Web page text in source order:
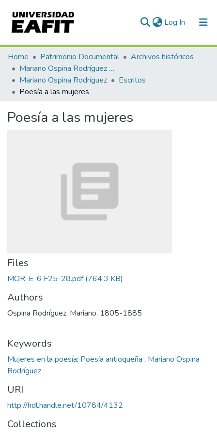
Log In (current)
Communities & Collections
All of DSpace
Statistics
Home Patrimonio Documental
Archivos históricos
Mariano Ospina Rodríguez (1826 -1912)
Mariano Ospina Rodríguez
Escritos
Poesía a las mujeres
Poesía a las mujeres
Files
MOR-E-6 F25-28.pdf(764.3 KB)
Authors
Ospina Rodríguez, Mariano, 1805-1885
Keywords
Mujeres en la poesía; Poesía antioqueña , Mariano Ospina
Rodríguez
URI
http://hdl.handle.net/10784/4132
Collections